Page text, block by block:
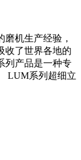
机生产经验，
收了世界各地的
列产品是一种专
LUM系列超细立